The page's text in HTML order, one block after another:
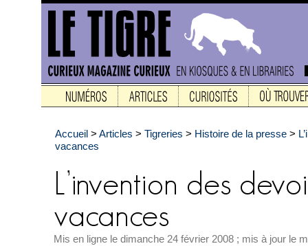
Accueil > Articles > Tigreries > Histoire de la presse >
vacances
Mis en ligne le dimanche 24 février 2008 ; mis à jour le